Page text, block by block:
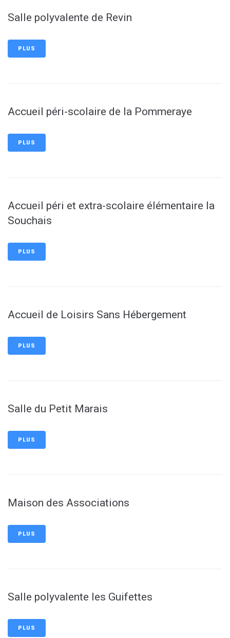
Salle polyvalente de Revin
PLUS
Accueil péri-scolaire de la Pommeraye
PLUS
Accueil péri et extra-scolaire élémentaire la
Souchais
PLUS
Accueil de Loisirs Sans Hébergement
PLUS
Salle du Petit Marais
PLUS
Maison des Associations
PLUS
Salle polyvalente les Guifettes
PLUS